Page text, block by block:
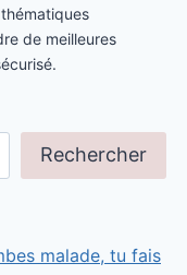
de meilleures
Rechercher
malade, tu fais